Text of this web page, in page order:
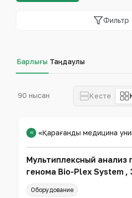
Фильтр
Барлығы Таңдаулы
90 нысан Кесте
«
Мультиплексный анализ
генома Bio-Plex System ,
микропланшетной
Оборудование